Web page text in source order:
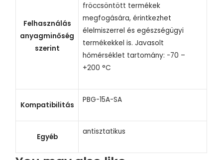
Felhasználás
anyagminőség
szerint
fröccsöntött termékek
megfogására, érintkezhet
élelmiszerrel és egészségügyi
termékekkel is. Javasolt
hőmérséklet tartomány: -70 –
+200 °C
Kompatibilitás
PBG-15A-SA
Egyéb
antisztatikus